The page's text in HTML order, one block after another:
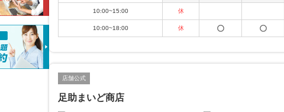
10:00~15:00 休
10:00~18:00 休
店舗公式
足助まいど商店